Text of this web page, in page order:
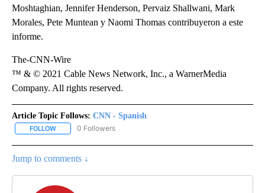
Moshtaghian, Jennifer Henderson, Pervaiz Shallwani, Mark
Morales, Pete Muntean y Naomi Thomas contribuyeron a este
informe.
The-CNN-Wire
™ & © 2021 Cable News Network, Inc., a WarnerMedia
Company. All rights reserved.
Article Topic Follows: CNN - Spanish
FOLLOW FOLLOW "CNN - SPANISH" TO RECEIVE NOTIFICATIONS ABOUT
0 Followers
Jump to comments ↓